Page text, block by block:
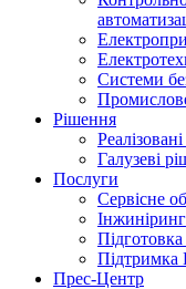
Системи
Рішення
Галузеві
Послуги
Сервісне
Інжиніринг
Підготовка
Прес-Центр